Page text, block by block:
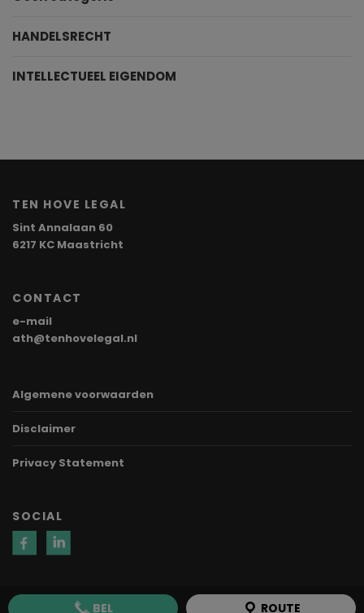
HANDELSRECHT
INTELLECTUEEL EIGENDOM
TEN HOVE LEGAL
Sint Annalaan 60
6217 KC Maastricht
CONTACT
e-mail
ath@tenhovelegal.nl
Algemene voorwaarden
Disclaimer
Privacy Statement
SOCIAL
BEL ROUTE